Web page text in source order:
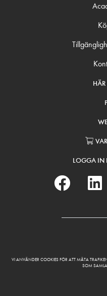
LOGGA
VI ANVÄNDER COOKIES FÖR ATT MÄTA
SOM